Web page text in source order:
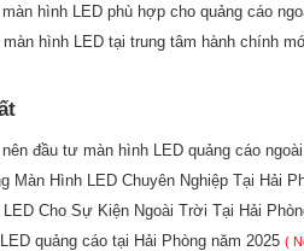
hình LED phù hợp cho quảng cáo
màn hình LED tại trung tâm hành chính
nên đầu tư màn hình LED quảng cáo
Màn Hình LED Chuyên Nghiệp Tại Hải
LED Cho Sự Kiện Ngoài Trời Tại Hải
quảng cáo tại Hải Phòng năm 2025 (